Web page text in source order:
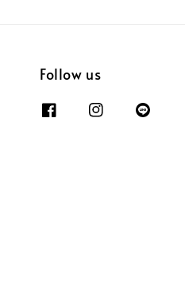
Follow us